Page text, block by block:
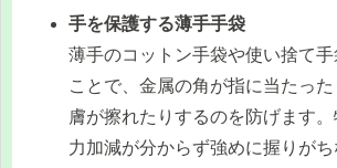
手を保護する薄手手袋
薄手のコットン手袋や使い捨て
ことで、金属の角が指に当たっ
膚が擦れたりするのを防げます
力加減が分からず強めに握りが